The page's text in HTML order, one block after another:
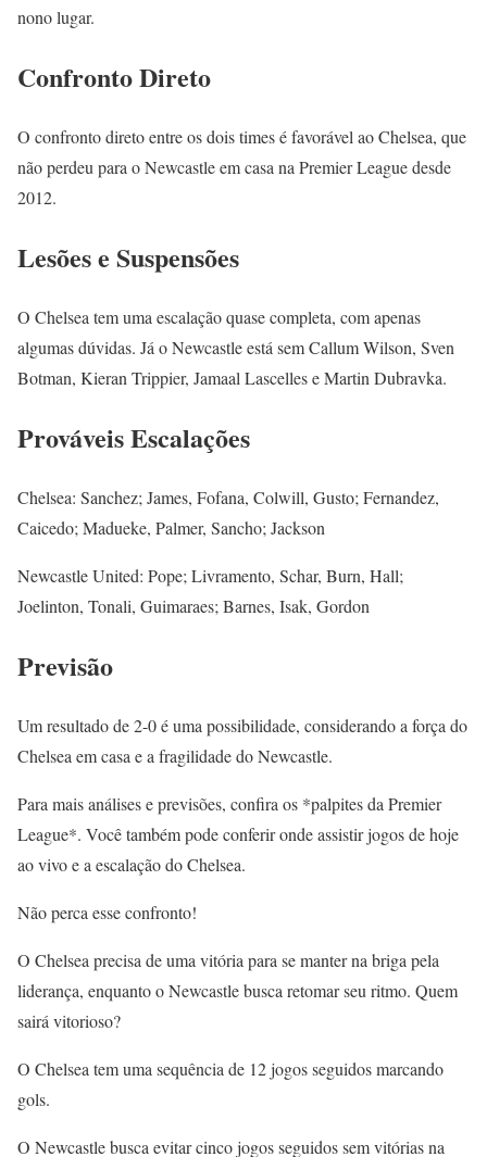
nono lugar.
Confronto Direto
O confronto direto entre os dois times é favorável ao Chelsea, que
não perdeu para o Newcastle em casa na Premier League desde
2012.
Lesões e Suspensões
O Chelsea tem uma escalação quase completa, com apenas
algumas dúvidas. Já o Newcastle está sem Callum Wilson, Sven
Botman, Kieran Trippier, Jamaal Lascelles e Martin Dubravka.
Prováveis Escalações
Chelsea: Sanchez; James, Fofana, Colwill, Gusto; Fernandez,
Caicedo; Madueke, Palmer, Sancho; Jackson
Newcastle United: Pope; Livramento, Schar, Burn, Hall;
Joelinton, Tonali, Guimaraes; Barnes, Isak, Gordon
Previsão
Um resultado de 2-0 é uma possibilidade, considerando a força do
Chelsea em casa e a fragilidade do Newcastle.
Para mais análises e previsões, confira os *palpites da Premier
League*. Você também pode conferir onde assistir jogos de hoje
ao vivo e a escalação do Chelsea.
Não perca esse confronto!
O Chelsea precisa de uma vitória para se manter na briga pela
liderança, enquanto o Newcastle busca retomar seu ritmo. Quem
sairá vitorioso?
O Chelsea tem uma sequência de 12 jogos seguidos marcando
gols.
O Newcastle busca evitar cinco jogos seguidos sem vitórias na